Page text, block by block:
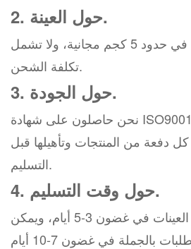
2. حول العينة.
العينات التي تزن في حدود 5 كجم مجانية، ولا تشمل
تكلفة الشحن.
3. حول الجودة.
نحن حاصلون على شهادة ISO9001 ونمتلك معدات اختبار
كل دفعة من المنتجات وتأهيلها قبل
التسليم.
4. حول وقت التسليم.
عادة، يمكن شحن العينات في غضون 3-5 أيام، ويمكن